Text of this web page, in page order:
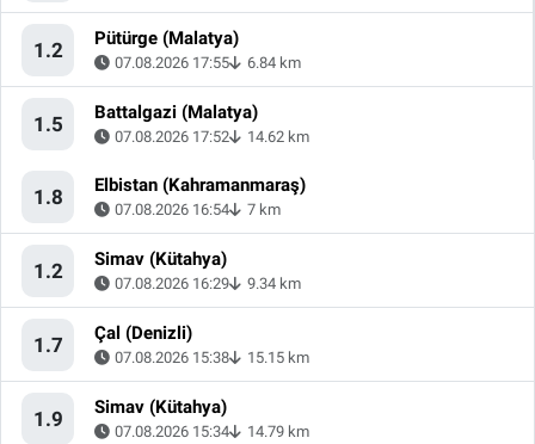
1.2 Pütürge (Malatya)
07.08.2026 17:55 6.84 km
1.5 Battalgazi (Malatya)
07.08.2026 17:52 14.62 km
1.8 Elbistan (Kahramanmaraş)
07.08.2026 16:54 7 km
1.2 Simav (Kütahya)
07.08.2026 16:29 9.34 km
1.7 Çal (Denizli)
07.08.2026 15:38 15.15 km
1.9 Simav (Kütahya)
07.08.2026 15:34 14.79 km